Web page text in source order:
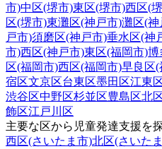
市)中区(堺市)東区(堺市)西区(
区(堺市)東灘区(神戸市)灘区(神
戸市)須磨区(神戸市)垂水区(神
市)西区(神戸市)東区(福岡市)博
区(福岡市)西区(福岡市)早良区(
宿区文京区台東区墨田区江東
渋谷区中野区杉並区豊島区北
飾区江戸川区
主要な区から児童発達支援を
西区(さいたま市)北区(さいた